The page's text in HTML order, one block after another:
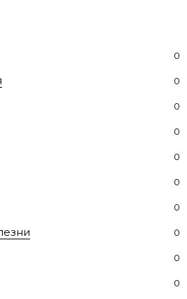
0
0
0
0
0
0
0
0
0
0